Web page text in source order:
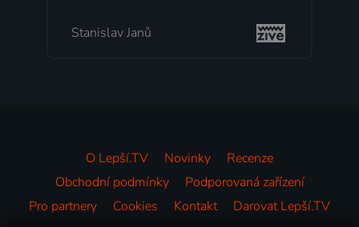
Milada Tomešová
O Lepší.TV Novinky
Recenze
Obchodní podmínky
Podporovaná zařízení
Pro partnery
Cookies Kontakt Darovat Lepší.TV